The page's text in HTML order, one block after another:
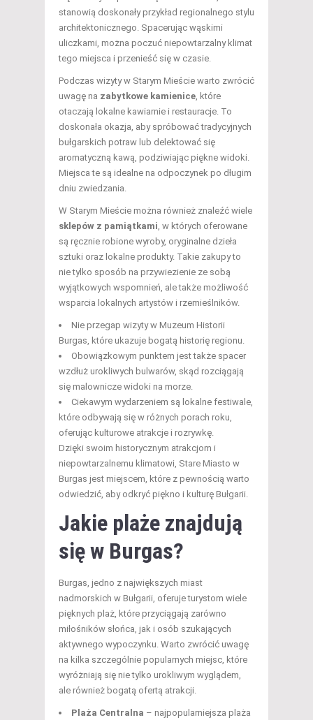
stanowią doskonały przykład regionalnego stylu
architektonicznego. Spacerując wąskimi
uliczkami, można poczuć niepowtarzalny klimat
tego miejsca i przenieść się w czasie.
Podczas wizyty w Starym Mieście warto zwrócić
uwagę na zabytkowe kamienice , które
otaczają lokalne kawiarnie i restauracje. To
doskonała okazja, aby spróbować tradycyjnych
bułgarskich potraw lub delektować się
aromatyczną kawą, podziwiając piękne widoki.
Miejsca te są idealne na odpoczynek po długim
dniu zwiedzania.
W Starym Mieście można również znaleźć wiele
sklepów z pamiątkami , w których oferowane
są ręcznie robione wyroby, oryginalne dzieła
sztuki oraz lokalne produkty. Takie zakupy to
nie tylko sposób na przywiezienie ze sobą
wyjątkowych wspomnień, ale także możliwość
wsparcia lokalnych artystów i rzemieślników.
Nie przegap wizyty w Muzeum Historii
Burgas, które ukazuje bogatą historię regionu.
Obowiązkowym punktem jest także spacer
wzdłuż urokliwych bulwarów, skąd rozciągają
się malownicze widoki na morze.
Ciekawym wydarzeniem są lokalne festiwale,
które odbywają się w różnych porach roku,
oferując kulturowe atrakcje i rozrywkę.
Dzięki swoim historycznym atrakcjom i
niepowtarzalnemu klimatowi, Stare Miasto w
Burgas jest miejscem, które z pewnością warto
odwiedzić, aby odkryć piękno i kulturę Bułgarii.
Jakie plaże znajdują
się w Burgas?
Burgas, jedno z największych miast
nadmorskich w Bułgarii, oferuje turystom wiele
pięknych plaż, które przyciągają zarówno
miłośników słońca, jak i osób szukających
aktywnego wypoczynku. Warto zwrócić uwagę
na kilka szczególnie popularnych miejsc, które
wyróżniają się nie tylko urokliwym wyglądem,
ale również bogatą ofertą atrakcji.
Plaża Centralna – najpopularniejsza plaża